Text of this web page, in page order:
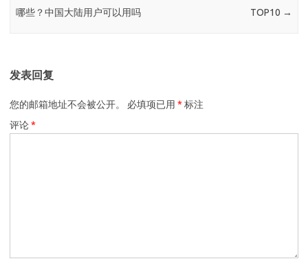
哪些？中国大陆用户可以用吗
TOP10 →
发表回复
您的邮箱地址不会被公开。 必填项已用 * 标注
评论*